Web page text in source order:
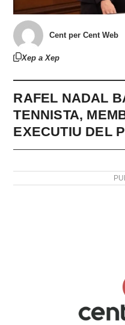
Cent per Cent Web
Xep a Xep
RAFEL NADAL
TENNISTA,
EXECUTIU DEL